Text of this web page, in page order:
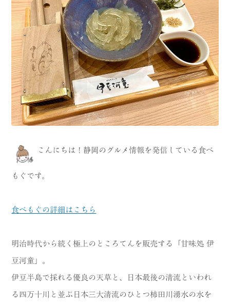
海 岬
温泉 花
池・滝・川 山・公園・棚田
町並み 観光施設
動物と触れ合える場所 カフェ・スイーツ
人 洞窟・島
体験
ABOUT
EVENT
ACCESS
こんにちは！静岡のグルメ情報を発信している食べ
もぐです。
食べもぐの詳細はこちら
明治時代から続く極上のところてんを販売する「甘味処 伊
豆河童」。
伊豆半島で採れる優良の天草と、日本最後の清流といわれ
る四万十川と並ぶ日本三大清流のひとつ柿田川湧水の水を